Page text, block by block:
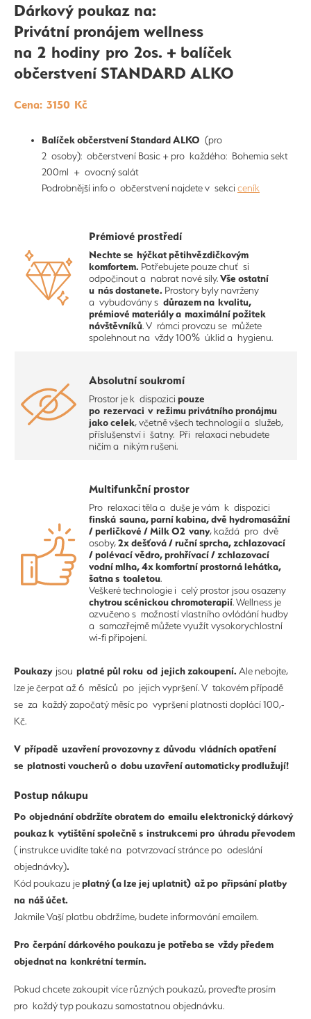
Dárkový poukaz na:
Privátní pronájem wellness
na 2 hodiny pro 2os. + balíček
občerstvení STANDARD ALKO
Cena: 3150 Kč
Balíček občerstvení Standard ALKO (pro
2 osoby): občerstvení Basic + pro každého: Bohemia sekt
200ml + ovocný salát
Podrobnější info o občerstvení najdete v sekci ceník
Prémiové prostředí
Nechte se hýčkat pětihvězdičkovým
komfortem. Potřebujete pouze chuť si
odpočinout a nabrat nové síly.Vše ostatní
u nás dostanete. Prostory byly navrženy
a vybudovány s důrazem na kvalitu,
prémiové materiály a maximální požitek
návštěvníků. V rámci provozu se můžete
spolehnout na vždy 100% úklid a hygienu.
Absolutní soukromí
Prostor je k dispozici pouze
po rezervaci v režimu privátního pronájmu
jako celek, včetně všech technologií a služeb,
příslušenství i šatny. Při relaxaci nebudete
ničím a nikým rušeni.
Multifunkční prostor
Pro relaxaci těla a duše je vám k dispozici
finská sauna, parní kabina, dvě hydromasážní
/ perličkové / Milk O2 vany, každá pro dvě
osoby,2x dešťová / ruční sprcha, zchlazovací
/ polévací vědro, prohřívací / zchlazovací
vodní mlha, 4x komfortní prostorná lehátka,
šatna s toaletou.
Veškeré technologie i celý prostor jsou osazeny
chytrou scénickou chromoterapií. Wellness je
ozvučeno s možností vlastního ovládání hudby
a samozřejmě můžete využít vysokorychlostní
wi-fi připojení.
Poukazy jsou platné půl roku od jejich zakoupení. Ale nebojte,
lze je čerpat až 6 měsíců po jejich vypršení. V takovém případě
se za každý započatý měsíc po vypršení platnosti doplácí 100,-
Kč.
V případě uzavření provozovny z důvodu vládních opatření
se platnosti voucherů o dobu uzavření automaticky prodlužují!
Postup nákupu
Po objednání obdržíte obratem do emailu elektronický dárkový
poukaz k vytištění společně s instrukcemi pro úhradu převodem
( instrukce uvidíte také na potvrzovací stránce po odeslání
objednávky).
Kód poukazu jeplatný (a lze jej uplatnit) až po připsání platby
na náš účet.
Jakmile Vaší platbu obdržíme, budete informování emailem.
Pro čerpání dárkového poukazu je potřeba se vždy předem
objednat na konkrétní termín.
Pokud chcete zakoupit více různých poukazů, proveďte prosím
pro každý typ poukazu samostatnou objednávku.